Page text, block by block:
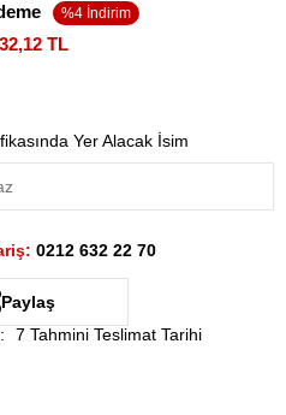
TL
Yer Alacak İsim
0212 632 22 70
Paylaş
:
7 Tahmini Teslimat Tarihi